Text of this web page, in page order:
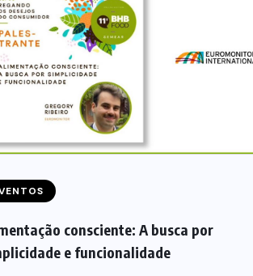
consciente: A busca por
e funcionalidade
BEBIDAS
06/08/2026